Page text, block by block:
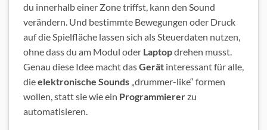
du innerhalb einer Zone triffst, kann den Sound
verändern. Und bestimmte Bewegungen oder Druck
auf die Spielfläche lassen sich als Steuerdaten nutzen,
ohne dass du am Modul oder Laptopdrehen musst.
Genau diese Idee macht dasGerät interessant für alle,
dieelektronische Sounds „drummer-like“ formen
wollen, statt sie wie ein Programmiererzu
automatisieren.